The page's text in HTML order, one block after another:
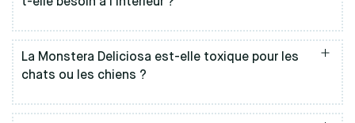
t-elle besoin à l’intérieur ?
espaces lumineux sans soleil
La Monstera Deliciosa est-elle toxique pour les
chats ou les chiens ?
Oui